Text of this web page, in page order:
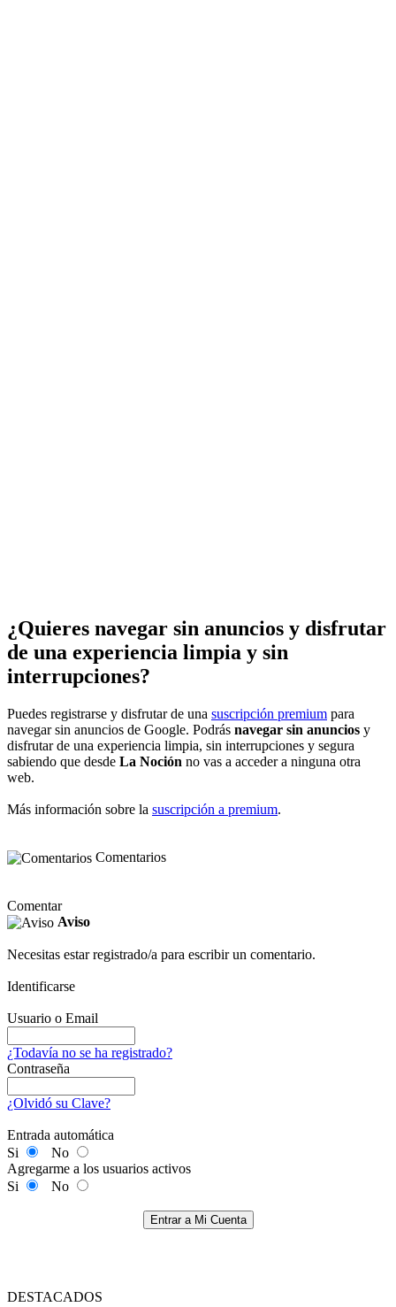
¿Quieres navegar sin anuncios y disfrutar
de una experiencia limpia y sin
interrupciones?
Puedes registrarse y disfrutar de una suscripción premium para
navegar sin anuncios de Google. Podrás navegar sin anuncios y
disfrutar de una experiencia limpia, sin interrupciones y segura
sabiendo que desde La Noción no vas a acceder a ninguna otra
web.
Más información sobre la suscripción a premium.
Comentarios
Comentar
Aviso
Necesitas estar registrado/a para escribir un comentario.
Identificarse
Usuario o Email
¿Todavía no se ha registrado?
Contraseña
¿Olvidó su Clave?
Entrada automática
Si
No
Agregarme a los usuarios activos
Si
No
Entrar a Mi Cuenta
DESTACADOS